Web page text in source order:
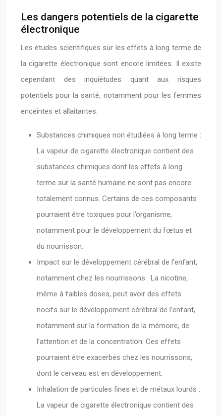
Les dangers potentiels de la cigarette
électronique
Les études scientifiques sur les effets à long terme de
la cigarette électronique sont encore limitées. Il existe
cependant des inquiétudes quant aux risques
potentiels pour la santé, notamment pour les femmes
enceintes et allaitantes.
Substances chimiques non étudiées à long terme :
La vapeur de cigarette électronique contient des
substances chimiques dont les effets à long
terme sur la santé humaine ne sont pas encore
totalement connus. Certains de ces composants
pourraient être toxiques pour l’organisme,
notamment pour le développement du fœtus et
du nourrisson.
Impact sur le développement cérébral de l’enfant,
notamment chez les nourrissons : La nicotine,
même à faibles doses, peut avoir des effets
nocifs sur le développement cérébral de l’enfant,
notamment sur la formation de la mémoire, de
l’attention et de la concentration. Ces effets
pourraient être exacerbés chez les nourrissons,
dont le cerveau est en développement.
Inhalation de particules fines et de métaux lourds :
La vapeur de cigarette électronique contient des